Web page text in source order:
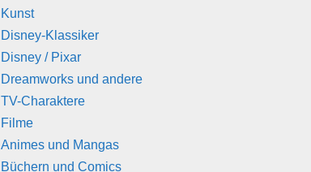
Kunst
Disney-Klassiker
Disney / Pixar
Dreamworks und andere
TV-Charaktere
Filme
Animes und Mangas
Büchern und Comics